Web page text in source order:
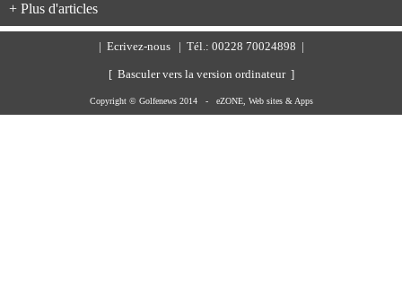
+ Plus d'articles
Ecrivez-nous | Tél.: 00228 70024898 |
[ Basculer vers la version ordinateur ]
Copyright © Golfenews 2014 - eZONE, Web sites & Apps